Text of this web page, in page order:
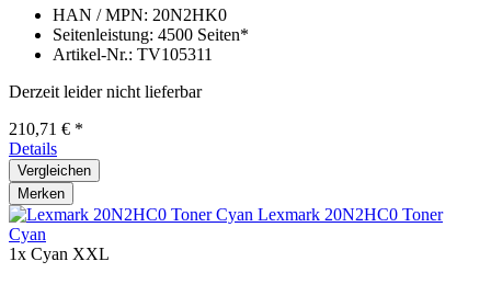
HAN / MPN: 20N2HK0
Seitenleistung: 4500 Seiten*
Artikel-Nr.: TV105311
Derzeit leider nicht lieferbar
210,71 € *
Details
Vergleichen
Merken
Lexmark 20N2HC0 Toner
Cyan
1x Cyan XXL